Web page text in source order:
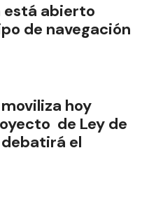
está abierto
de navegación
hoy
de Ley de
el